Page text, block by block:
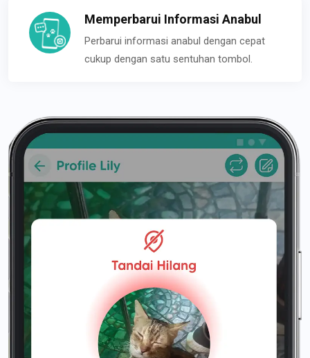
Memperbarui Informasi Anabul
Perbarui informasi anabul dengan cepat
cukup dengan satu sentuhan tombol.